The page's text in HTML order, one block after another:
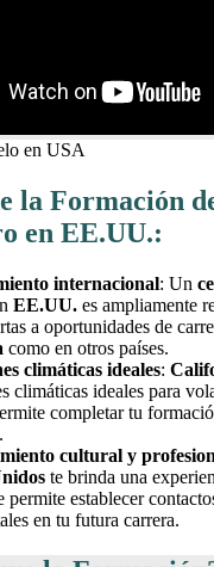
la Formación
en EE.UU.:
internacional: Un
EE.UU. es ampliamente
a oportunidades de
como en otros países.
climáticas ideales:
climáticas ideales para
completar tu
cultural y
te brinda una
permite establecer
en tu futura carrera.